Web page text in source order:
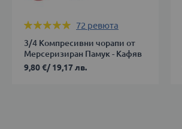
Оценка:
72 ревюта
3/4 Компресивни чорапи от
Мерсеризиран Памук - Кафяв
9,80 €/19,17 лв.